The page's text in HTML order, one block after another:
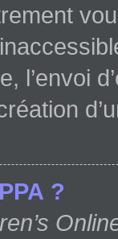
l’envoi
?